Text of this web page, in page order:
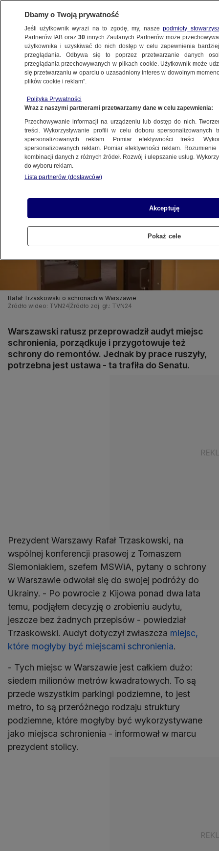
WARSZAWA
ŚRÓDMIEŚCIE
na remont schronów
19.11.2024, 11:49
Udostępnij
Rafał Trzaskowski o schronach w Warszawie
Źródło wideo: TVN24 Źródło zdj. gł.: TVN24
Warszawski ratusz przeprowadził audyt miejsc
schronienia, porządkuje i przygotowuje też
schrony do remontów. Jednak by prace ruszyły,
potrzebna jest ustawa - ta trafiła do Senatu.
Prezydent Warszawy Rafał Trzaskowski, na
wspólnej konferencji prasowej z Tomaszem
Siemoniakiem, szefem MSWiA, pytany o schrony
w Warszawie odwołał się do swojej podróży do
Ukrainy. - Po powrocie z Kijowa ponad dwa lata
temu, podjąłem decyzję o zrobieniu audytu,
jeszcze bez żadnych przepisów - powiedział
Trzaskowski. Audyt dotyczył zwłaszcza miejsc,
które mogłyby być miejscami schronienia.
- Tych miejsc w Warszawie jest całkiem dużo:
siedem milionów metrów kwadratowych. To są
przede wszystkim parkingi podziemne, to jest
metro, to są przeróżnego rodzaju struktury
podziemne, które mogłyby być wykorzystywane
jako miejsca schronienia - informował w marcu
prezydent stolicy.
Dbamy o Twoją prywatność
Jeśli użytkownik wyrazi na to zgodę, my, naszepodmioty
Partnerów IAB oraz30 innych Zaufanych Partnerów może
użytkownika i uzyskiwać do nich dostęp w celu zapewnienia
przeglądania. Odbywa się to poprzez przetwarzanie danych
przeglądania przechowywanych w plikach cookie. Użytkownik może
się przetwarzaniu w oparciu o uzasadniony interes w dowolnym
plików cookie i reklam”.
Polityka Prywatności
Wraz z naszymi partnerami przetwarzamy dane w celu zapewnienia:
Przechowywanie informacji na urządzeniu lub dostęp do nich.
treści. Wykorzystywanie profili w celu doboru spersonalizowanych
spersonalizowanych reklam. Pomiar efektywności treści.
spersonalizowanych reklam. Pomiar efektywności reklam.
kombinacji danych z różnych źródeł. Rozwój i ulepszanie usług.
do wyboru reklam.
Lista partnerów (dostawców)
Akceptuję
Pokaż cele